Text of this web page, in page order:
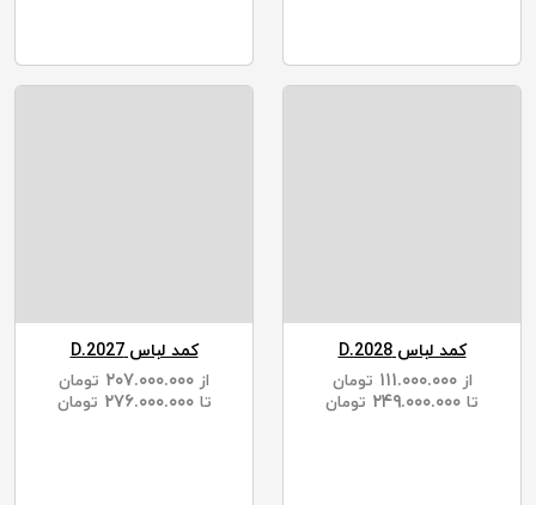
کمد لباس D.2028
از ۱۱۱.۰۰۰.۰۰۰
تومان
تا
تومان
کمد لباس D.2027
از
تومان
تا ۲۷۶.۰۰۰.۰۰۰ تومان